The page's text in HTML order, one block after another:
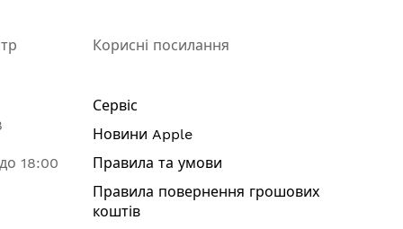
18:00
Корисні посилання
Сервіс
Новини Apple
Правила та умови
Правила повернення грошових
коштів